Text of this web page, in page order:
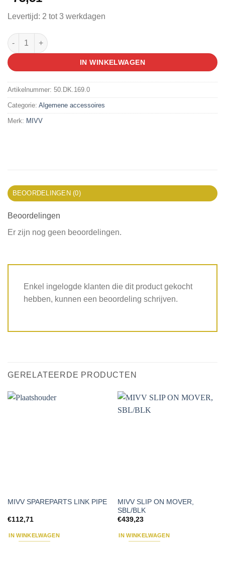
Levertijd: 2 tot 3 werkdagen
MIVV SPAREPARTS aantal
IN WINKELWAGEN
Artikelnummer: 50.DK.169.0
Categorie: Algemene accessoires
Merk: MIVV
BEOORDELINGEN (0)
Beoordelingen
Er zijn nog geen beoordelingen.
Enkel ingelogde klanten die dit product gekocht
hebben, kunnen een beoordeling schrijven.
GERELATEERDE PRODUCTEN
MIVV SPAREPARTS LINK PIPE
€112,71
IN WINKELWAGEN
MIVV SLIP ON MOVER,
SBL/BLK
€439,23
IN WINKELWAGEN